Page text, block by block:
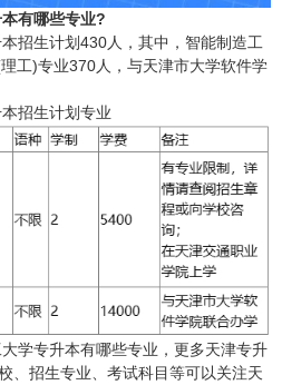
有哪些专业?
生计划430人，其中，智能制造工
工)专业370人，与天津市大学软件学
招生计划专业
专升本有哪些专业，更多天津专升
、招生专业、考试科目等可以关注天